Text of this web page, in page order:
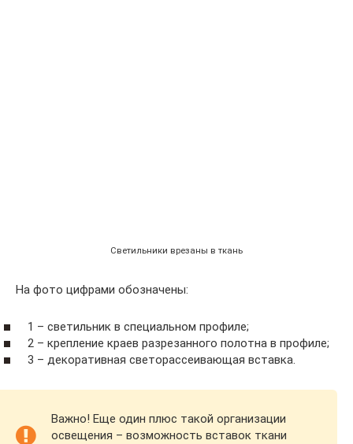
Светильники врезаны в ткань
На фото цифрами обозначены:
1 – светильник в специальном профиле;
2 – крепление краев разрезанного полотна в профиле;
3 – декоративная светорассеивающая вставка.
Важно! Еще один плюс такой организации
освещения – возможность вставок ткани